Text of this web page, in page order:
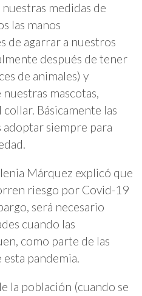
medidas de
las manos
de agarrar a nuestros
después de tener
de animales) y
mascotas,
Básicamente las
adoptar siempre para
Márquez explicó que
riesgo por Covid-19
será necesario
cuando las
como parte de las
pandemia.
la población (cuando se